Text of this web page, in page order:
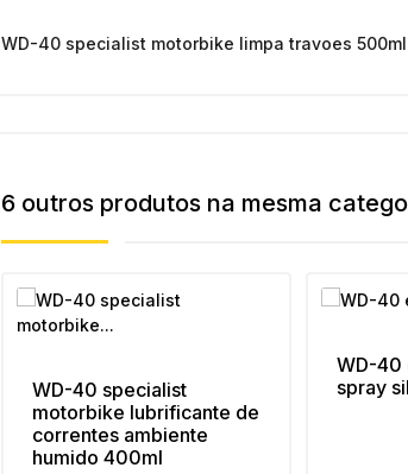
WD-40 specialist motorbike limpa travoes 500ml
6 outros produtos na mesma
WD-40 specialist
motorbike lubrificante de
correntes ambiente
humido 400ml
WD-40
spray